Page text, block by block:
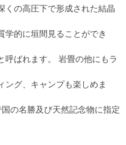
くの高圧下で形成された結晶
学的に垣間見ることができ
呼ばれます。 岩畳の他にもラ
ング、キャンプも楽しめま
の名勝及び天然記念物に指定